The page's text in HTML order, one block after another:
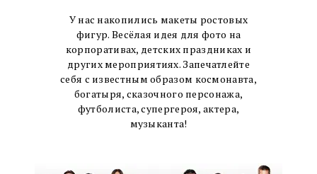
У нас накопились макеты ростовых
фигур. Весёлая идея для фото на
корпоративах, детских праздниках и
других мероприятиях. Запечатлейте
себя с известным образом космонавта,
богатыря, сказочного персонажа,
футболиста, супергероя, актера,
музыканта!